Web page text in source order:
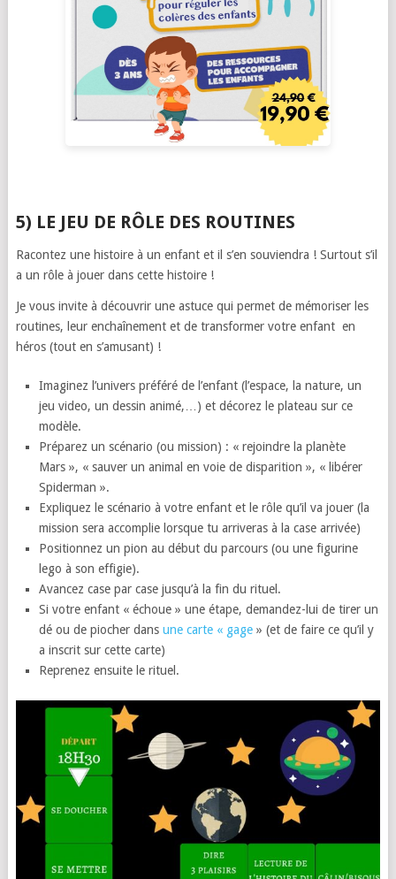
5) LE JEU DE RÔLE DES ROUTINES
Racontez une histoire à un enfant et il s’en souviendra ! Surtout s’il
a un rôle à jouer dans cette histoire !
Je vous invite à découvrir une astuce qui permet de mémoriser les
routines, leur enchaînement et de transformer votre enfant en
héros (tout en s’amusant) !
Imaginez l’univers préféré de l’enfant (l’espace, la nature, un
jeu video, un dessin animé,…) et décorez le plateau sur ce
modèle.
Préparez un scénario (ou mission) : « rejoindre la planète
Mars », « sauver un animal en voie de disparition », « libérer
Spiderman ».
Expliquez le scénario à votre enfant et le rôle qu’il va jouer (la
mission sera accomplie lorsque tu arriveras à la case arrivée)
Positionnez un pion au début du parcours (ou une figurine
lego à son effigie).
Avancez case par case jusqu’à la fin du rituel.
Si votre enfant « échoue » une étape, demandez-lui de tirer un
dé ou de piocher dansune carte « gage » (et de faire ce qu’il y
a inscrit sur cette carte)
Reprenez ensuite le rituel.